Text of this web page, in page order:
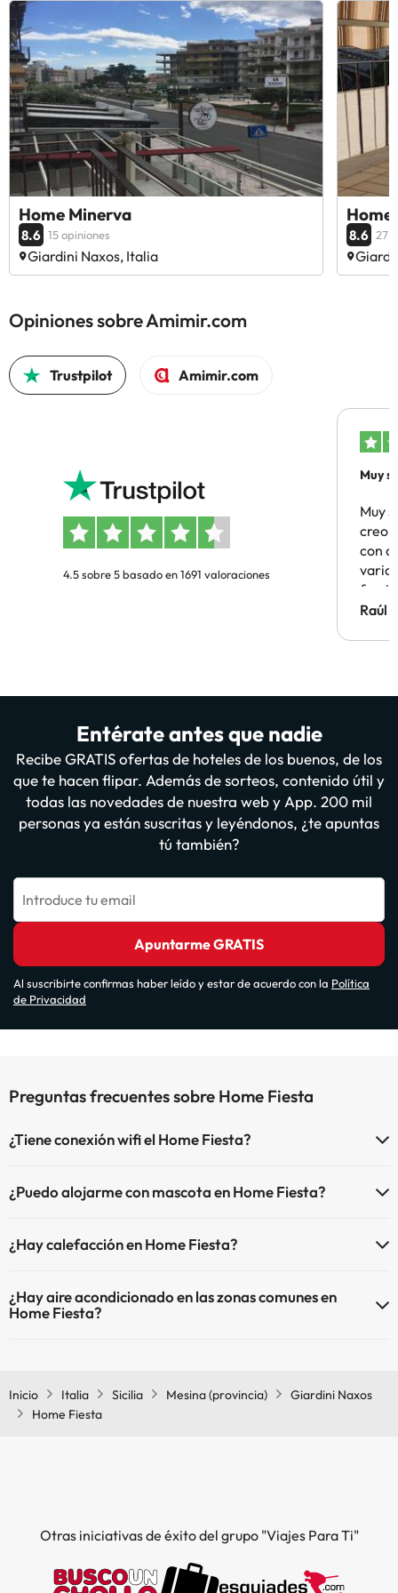
Home Minerva
8.6 15 opiniones
Giardini Naxos, Italia
Home
8.6 27
Opiniones sobre Amimir.com
Trustpilot Amimir.com
4.5 sobre 5 basado en 1691 valoraciones
Muy
Muy
creo
con
Hotel
Raúl
Entérate antes que nadie
Recibe GRATIS ofertas de hoteles de los buenos, de los
que te hacen flipar. Además de sorteos, contenido útil y
todas las novedades de nuestra web y App. 200 mil
personas ya están suscritas y leyéndonos, ¿te apuntas
tú también?
Introduce tu email
Apuntarme GRATIS
Al suscribirte confirmas haber leído y estar de acuerdo con la Política
de Privacidad
Preguntas frecuentes sobre Home Fiesta
¿Tiene conexión wifi el Home Fiesta?
¿Puedo alojarme con mascota en Home Fiesta?
directo en hotel). Consulta las condiciones.
¿Hay calefacción en Home Fiesta?
¿Hay aire acondicionado en las zonas comunes en
Home Fiesta?
Inicio Italia Sicilia Mesina (provincia)
Giardini Naxos
Home Fiesta
Otras iniciativas de éxito del grupo "Viajes Para Ti"